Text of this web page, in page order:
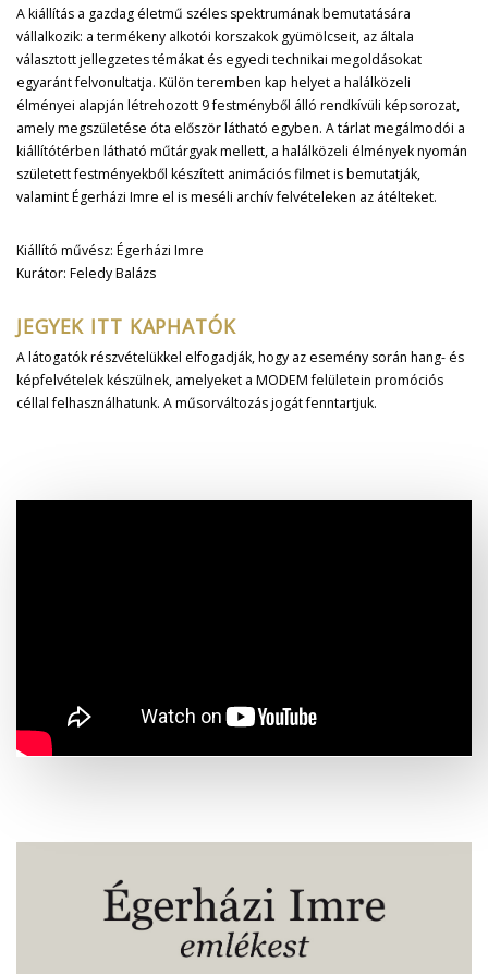
A kiállítás a gazdag életmű széles spektrumának bemutatására
vállalkozik: a termékeny alkotói korszakok gyümölcseit, az általa
választott jellegzetes témákat és egyedi technikai megoldásokat
egyaránt felvonultatja. Külön teremben kap helyet a halálközeli
élményei alapján létrehozott 9 festményből álló rendkívüli képsorozat,
amely megszületése óta először látható egyben. A tárlat megálmodói a
kiállítótérben látható műtárgyak mellett, a halálközeli élmények nyomán
született festményekből készített animációs filmet is bemutatják,
valamint Égerházi Imre el is meséli archív felvételeken az átélteket.
Kiállító művész: Égerházi Imre
Kurátor: Feledy Balázs
JEGYEK ITT KAPHATÓK
A látogatók részvételükkel elfogadják, hogy az esemény során hang- és
képfelvételek készülnek, amelyeket a MODEM felületein promóciós
céllal felhasználhatunk. A műsorváltozás jogát fenntartjuk.